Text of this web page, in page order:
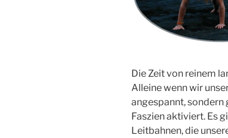
Die Zeit von reinem
Alleine wenn wir
angespannt, sondern
Faszien aktiviert. Es
Leitbahnen, die